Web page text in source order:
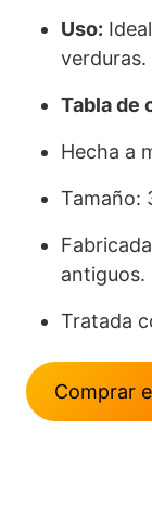
Uso:
verduras.
Tabla de
Hecha a
Tamaño:
antiguos.
Tratada
Comprar